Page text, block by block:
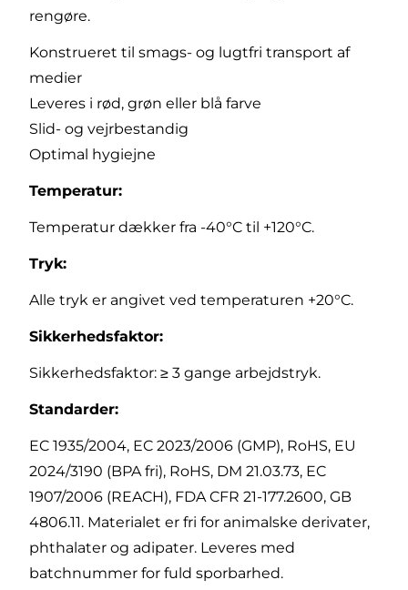
rengøre.
Konstrueret til smags- og lugtfri transport af
medier
Leveres i rød, grøn eller blå farve
Slid- og vejrbestandig
Optimal hygiejne
Temperatur:
Temperatur dækker fra -40°C til +120°C.
Tryk:
Alle tryk er angivet ved temperaturen +20°C.
Sikkerhedsfaktor:
Sikkerhedsfaktor: ≥ 3 gange arbejdstryk­.
Standarder:
EC 1935/2004, EC 2023/2006 (GMP), RoHS, EU
2024/3190 (BPA fri), RoHS, DM 21.03.73, EC
1907/2006 (REACH), FDA CFR 21-177.2600, GB
4806.11. Materialet er fri for animalske derivater,
phthalater og adipater. Leveres med
batchnummer for fuld sporbarhed.